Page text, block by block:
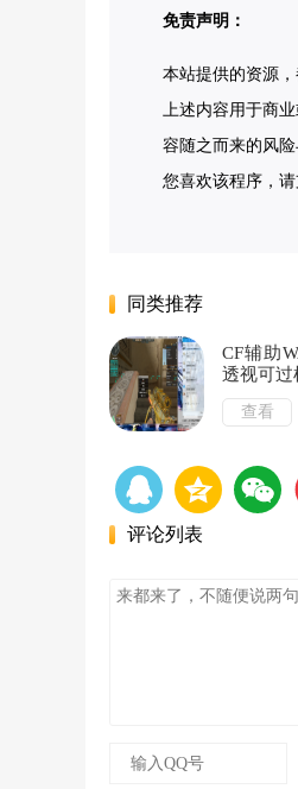
免责声明：
本站提供的资源
上述内容用于商
容随之而来的风
您喜欢该程序，
同类推荐
CF辅助
透视可过
查看
评论列表